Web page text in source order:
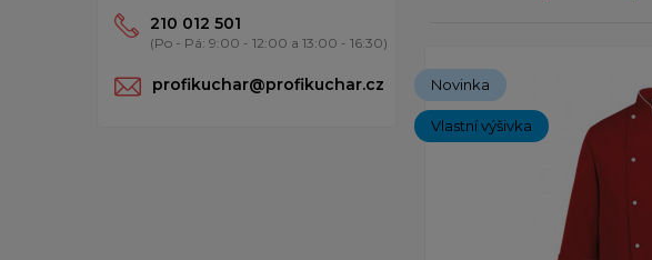
210 012 501
(Po - Pá: 9:00 - 12:00 a 13:00 - 16:30)
profikuchar@profikuchar.cz
Novinka
Vlastní výšivka